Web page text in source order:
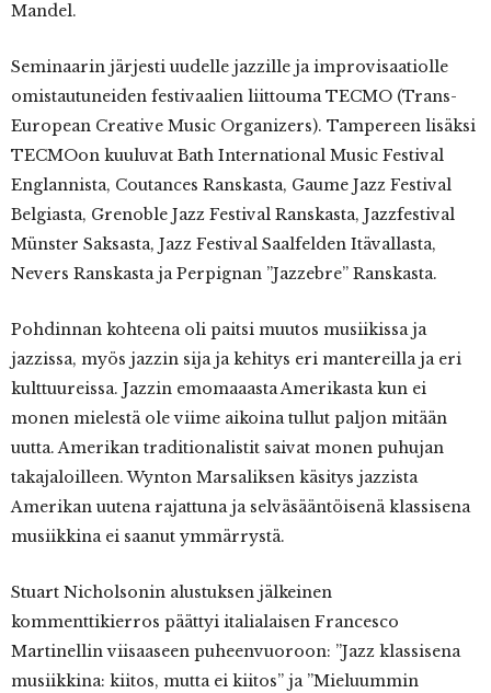
Mandel.
Seminaarin järjesti uudelle jazzille ja improvisaatiolle
omistautuneiden festivaalien liittouma TECMO (Trans-
European Creative Music Organizers). Tampereen lisäksi
TECMOon kuuluvat Bath International Music Festival
Englannista, Coutances Ranskasta, Gaume Jazz Festival
Belgiasta, Grenoble Jazz Festival Ranskasta, Jazzfestival
Münster Saksasta, Jazz Festival Saalfelden Itävallasta,
Nevers Ranskasta ja Perpignan ”Jazzebre” Ranskasta.
Pohdinnan kohteena oli paitsi muutos musiikissa ja
jazzissa, myös jazzin sija ja kehitys eri mantereilla ja eri
kulttuureissa. Jazzin emomaaasta Amerikasta kun ei
monen mielestä ole viime aikoina tullut paljon mitään
uutta. Amerikan traditionalistit saivat monen puhujan
takajaloilleen. Wynton Marsaliksen käsitys jazzista
Amerikan uutena rajattuna ja selväsääntöisenä klassisena
musiikkina ei saanut ymmärrystä.
Stuart Nicholsonin alustuksen jälkeinen
kommenttikierros päättyi italialaisen Francesco
Martinellin viisaaseen puheenvuoroon: ”Jazz klassisena
musiikkina: kiitos, mutta ei kiitos” ja ”Mieluummin